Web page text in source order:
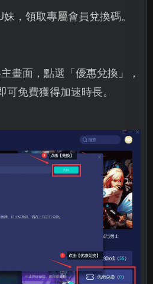
，領取專屬會員兌換碼。
畫面，點選「優惠兌換」，
免費獲得加速時長。